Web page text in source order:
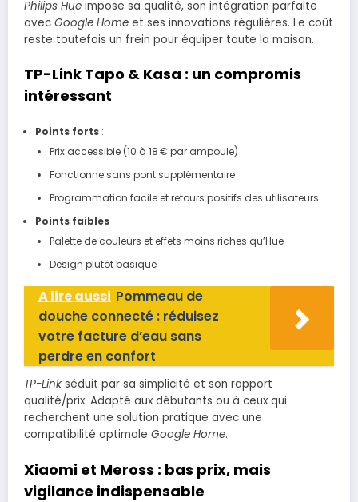
Philips Hue impose sa qualité, son intégration parfaite
avec Google Home et ses innovations régulières. Le coût
reste toutefois un frein pour équiper toute la maison.
TP-Link Tapo & Kasa : un compromis
intéressant
Points forts:
Prix accessible (10 à 18 € par ampoule)
Fonctionne sans pont supplémentaire
Programmation facile et retours positifs des utilisateurs
Points faibles:
Palette de couleurs et effets moins riches qu’Hue
Design plutôt basique
A lire aussi Pommeau de
douche connecté : réduisez
votre facture d’eau sans
perdre en confort
TP-Link séduit par sa simplicité et son rapport
qualité/prix. Adapté aux débutants ou à ceux qui
recherchent une solution pratique avec une
compatibilité optimale Google Home.
Xiaomi et Meross : bas prix, mais
vigilance indispensable